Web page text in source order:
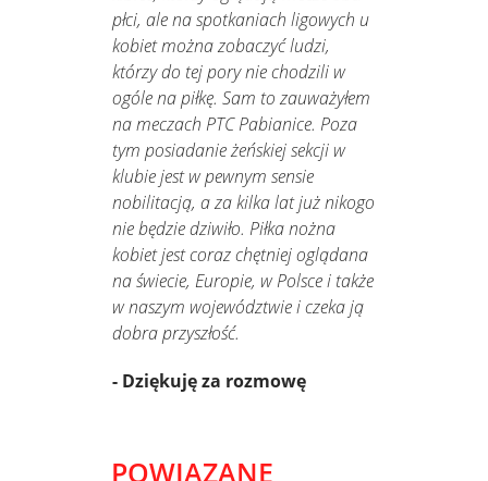
płci, ale na spotkaniach ligowych u
kobiet można zobaczyć ludzi,
którzy do tej pory nie chodzili w
ogóle na piłkę. Sam to zauważyłem
na meczach PTC Pabianice. Poza
tym posiadanie żeńskiej sekcji w
klubie jest w pewnym sensie
nobilitacją, a za kilka lat już nikogo
nie będzie dziwiło. Piłka nożna
kobiet jest coraz chętniej oglądana
na świecie, Europie, w Polsce i także
w naszym województwie i czeka ją
dobra przyszłość.
- Dziękuję za rozmowę
POWIĄZANE